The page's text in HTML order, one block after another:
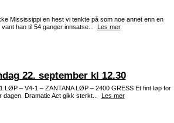
Mississippi en hest vi tenkte på som noe annet enn en
han til 54 ganger innsatse... Les mer
22. september kl 12.30
– V4-1 – ZANTANA LØP – 2400 GRESS Et fint løp for
dagen. Dramatic Act gikk sterkt...
Les mer